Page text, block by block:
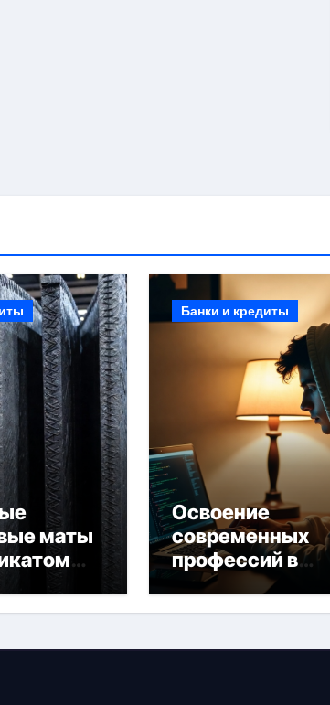
маты
Банки и кредиты
Освоение
современных
профессий в
онлайн-формате